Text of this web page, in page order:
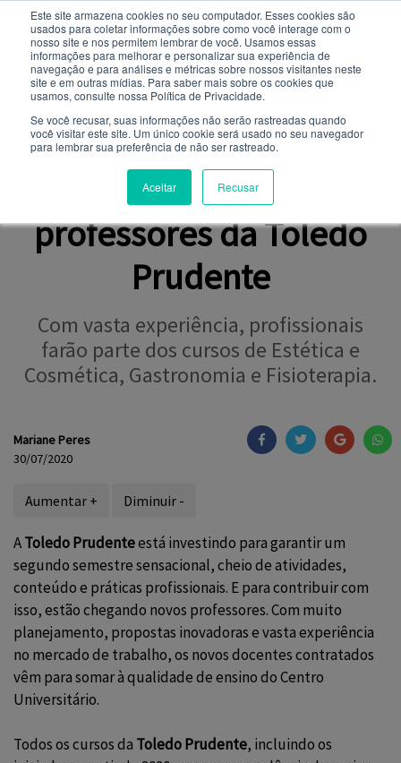
Este site armazena cookies no seu computador. Esses cookies são
usados ​​para coletar informações sobre como você interage com o
nosso site e nos permitem lembrar de você. Usamos essas
informações para melhorar e personalizar sua experiência de
navegação e para análises e métricas sobre nossos visitantes neste
site e em outras mídias. Para saber mais sobre os cookies que
usamos, consulte nossa Política de Privacidade.
Se você recusar, suas informações não serão rastreadas quando
você visitar este site. Um único cookie será usado no seu navegador
para lembrar sua preferência de não ser rastreado.
Aceitar Recusar
NOTÍCIAS
CORPO DOCENTE
Conheça os novos
professores da Toledo
Prudente
Com vasta experiência, profissionais
farão parte dos cursos de Estética e
Cosmética, Gastronomia e Fisioterapia.
Mariane Peres
30/07/2020
Aumentar + Diminuir -
AToledo Prudenteestá investindo para garantir um
segundo semestre sensacional, cheio de atividades,
conteúdo e práticas profissionais. E para contribuir com
isso, estão chegando novos professores. Com muito
planejamento, propostas inovadoras e vasta experiência
no mercado de trabalho, os novos docentes contratados
vêm para somar à qualidade de ensino do Centro
Universitário.
Todos os cursos da Toledo Prudente, incluindo os
Você quer receber notificações e não perder nenhuma
notícia importante?